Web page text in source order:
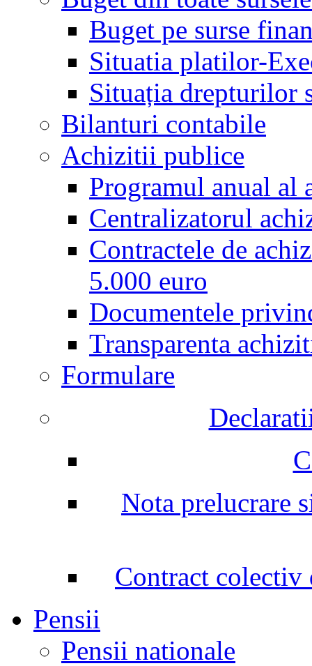
Buget pe surse
Situatia platilor-
Situația drepturilor
Bilanturi contabile
Achizitii publice
Programul anual
Centralizatorul
Contractele de
5.000 euro
Documentele
Transparenta
Formulare
Nota prelucrare
Contract colectiv
Pensii
Pensii nationale